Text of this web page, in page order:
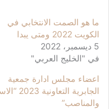
ما هو الصمت الانتخابي في
الكويت 2022 ومتى يبدا
5 ديسمبر، 2022
في "الخليج العربي"
اعضاء مجلس ادارة جمعية
الجابرية
والمناصب”